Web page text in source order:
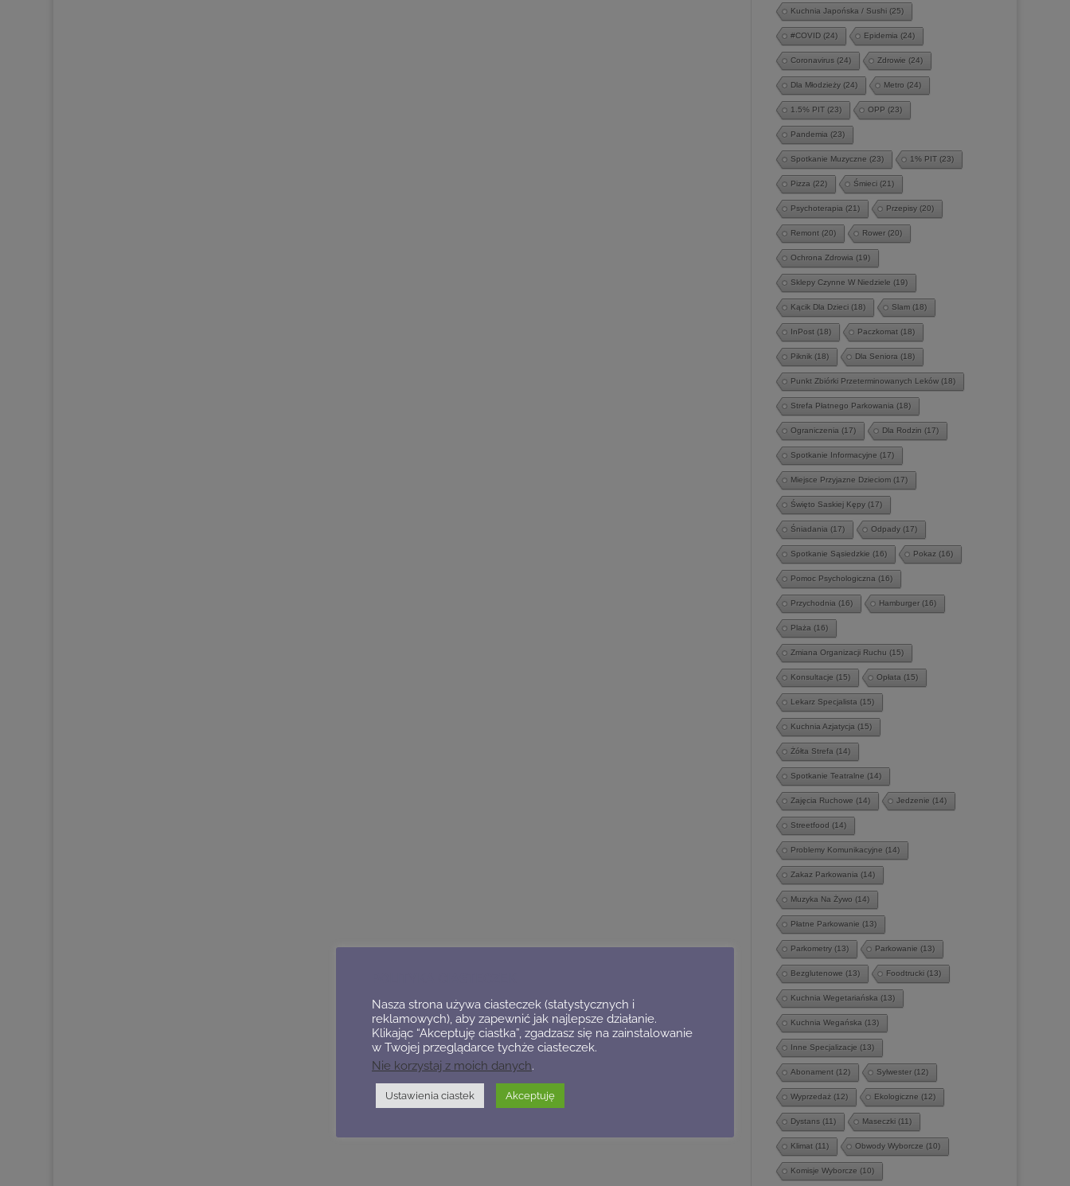
Kuchnia Japońska / Sushi (25)
#COVID (24) Epidemia (24)
Coronavirus (24) Zdrowie (24)
Dla Młodzieży (24) Metro (24)
1.5% PIT (23) OPP (23)
Pandemia (23)
Spotkanie Muzyczne (23) 1% PIT (23)
Pizza (22) Śmieci (21)
Psychoterapia (21) Przepisy (20)
Remont (20) Rower (20)
Ochrona Zdrowia (19)
Sklepy Czynne W Niedziele (19)
Kącik Dla Dzieci (18) Slam (18)
InPost (18) Paczkomat (18)
Piknik (18) Dla Seniora (18)
Punkt Zbiórki Przeterminowanych Leków (18)
Strefa Płatnego Parkowania (18)
Ograniczenia (17) Dla Rodzin (17)
Spotkanie Informacyjne (17)
Miejsce Przyjazne Dzieciom (17)
Święto Saskiej Kępy (17)
Śniadania (17) Odpady (17)
Spotkanie Sąsiedzkie (16) Pokaz (16)
Pomoc Psychologiczna (16)
Przychodnia (16) Hamburger (16)
Plaża (16)
Zmiana Organizacji Ruchu (15)
Konsultacje (15) Opłata (15)
Lekarz Specjalista (15)
Kuchnia Azjatycja (15)
Żółta Strefa (14)
Spotkanie Teatralne (14)
Zajęcia Ruchowe (14) Jedzenie (14)
Streetfood (14)
Problemy Komunikacyjne (14)
Zakaz Parkowania (14)
Muzyka Na Żywo (14)
Płatne Parkowanie (13)
Parkometry (13) Parkowanie (13)
Bezglutenowe (13) Foodtrucki (13)
Kuchnia Wegetariańska (13)
Kuchnia Wegańska (13)
Inne Specjalizacje (13)
Abonament (12) Sylwester (12)
Wyprzedaż (12) Ekologiczne (12)
Dystans (11) Maseczki (11)
Klimat (11) Obwody Wyborcze (10)
Komisje Wyborcze (10)
Nasza strona używa ciasteczek (statystycznych i
reklamowych), aby zapewnić jak najlepsze działanie.
Klikając “Akceptuję ciastka”, zgadzasz się na zainstalowanie
w Twojej przeglądarce tychże ciasteczek.
Nie korzystaj z moich danych.
Ustawienia ciastek Akceptuję